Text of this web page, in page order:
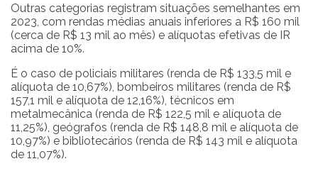
Outras categorias registram situações semelhantes em
2023, com rendas médias anuais inferiores a R$ 160 mil
(cerca de R$ 13 mil ao mês) e alíquotas efetivas de IR
acima de 10%.
É o caso de policiais militares (renda de R$ 133,5 mil e
alíquota de 10,67%), bombeiros militares (renda de R$
157,1 mil e alíquota de 12,16%), técnicos em
metalmecânica (renda de R$ 122,5 mil e alíquota de
11,25%), geógrafos (renda de R$ 148,8 mil e alíquota de
10,97%) e bibliotecários (renda de R$ 143 mil e alíquota
de 11,07%).